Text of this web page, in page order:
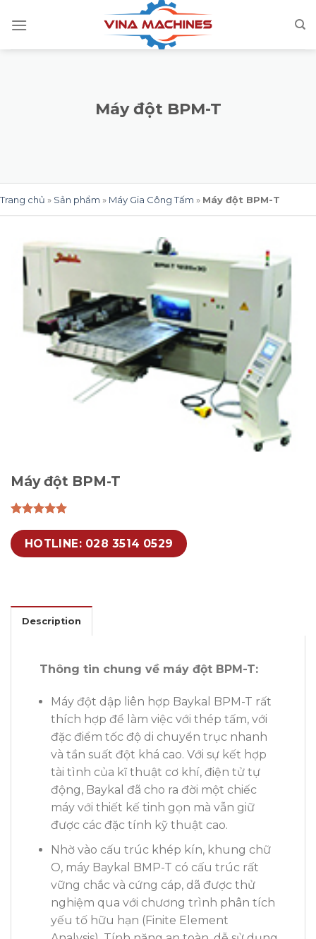
Máy đột BPM-T
Trang chủ » Sản phẩm » Máy Gia Công Tấm » Máy đột BPM-T
Máy đột BPM-T
HOTLINE: 028 3514 0529
Description
Thông tin chung về máy đột BPM-T:
Máy đột dập liên hợp Baykal BPM-T rất
thích hợp để làm việc với thép tấm, với
đặc điểm tốc độ di chuyển trục nhanh
và tần suất đột khá cao. Với sự kết hợp
tài tình của kĩ thuật cơ khí, điện tử tự
động, Baykal đã cho ra đời một chiếc
máy với thiết kế tinh gọn mà vẫn giữ
được các đặc tính kỹ thuật cao.
Nhờ vào cấu trúc khép kín, khung chữ
O, máy Baykal BMP-T có cấu trúc rất
vững chắc và cứng cáp, dã được thử
nghiệm qua với chương trình phân tích
yếu tố hữu hạn (Finite Element